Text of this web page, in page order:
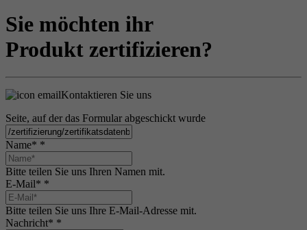
Sie möchten ihr
Produkt zertifizieren?
Kontaktieren Sie uns
Seite, auf der das Formular abgeschickt wurde
Name* *
Bitte teilen Sie uns Ihren Namen mit.
E-Mail* *
Bitte teilen Sie uns Ihre E-Mail-Adresse mit.
Nachricht* *